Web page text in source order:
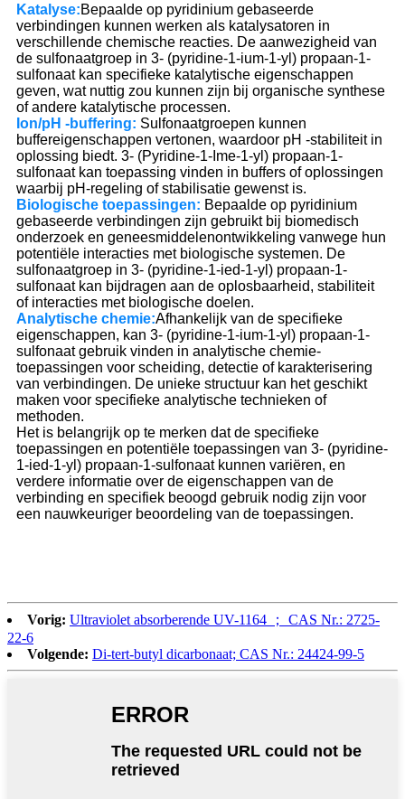
Katalyse:Bepaalde op pyridinium gebaseerde
verbindingen kunnen werken als katalysatoren in
verschillende chemische reacties. De aanwezigheid van
de sulfonaatgroep in 3- (pyridine-1-ium-1-yl) propaan-1-
sulfonaat kan specifieke katalytische eigenschappen
geven, wat nuttig zou kunnen zijn bij organische synthese
of andere katalytische processen.
Ion/pH -buffering: Sulfonaatgroepen kunnen
buffereigenschappen vertonen, waardoor pH -stabiliteit in
oplossing biedt. 3- (Pyridine-1-Ime-1-yl) propaan-1-
sulfonaat kan toepassing vinden in buffers of oplossingen
waarbij pH-regeling of stabilisatie gewenst is.
Biologische toepassingen: Bepaalde op pyridinium
gebaseerde verbindingen zijn gebruikt bij biomedisch
onderzoek en geneesmiddelenontwikkeling vanwege hun
potentiële interacties met biologische systemen. De
sulfonaatgroep in 3- (pyridine-1-ied-1-yl) propaan-1-
sulfonaat kan bijdragen aan de oplosbaarheid, stabiliteit
of interacties met biologische doelen.
Analytische chemie:Afhankelijk van de specifieke
eigenschappen, kan 3- (pyridine-1-ium-1-yl) propaan-1-
sulfonaat gebruik vinden in analytische chemie-
toepassingen voor scheiding, detectie of karakterisering
van verbindingen. De unieke structuur kan het geschikt
maken voor specifieke analytische technieken of
methoden.
Het is belangrijk op te merken dat de specifieke
toepassingen en potentiële toepassingen van 3- (pyridine-
1-ied-1-yl) propaan-1-sulfonaat kunnen variëren, en
verdere informatie over de eigenschappen van de
verbinding en specifiek beoogd gebruik nodig zijn voor
een nauwkeuriger beoordeling van de toepassingen.
Vorig: Ultraviolet absorberende UV-1164 ； CAS Nr.: 2725-
22-6
Volgende: Di-tert-butyl dicarbonaat; CAS Nr.: 24424-99-5